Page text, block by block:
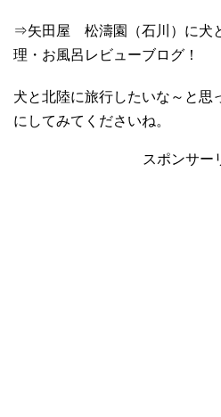
⇒矢田屋 松濤園（石川）に犬
理・お風呂レビューブログ！
犬と北陸に旅行したいな～と思
にしてみてくださいね。
スポンサー